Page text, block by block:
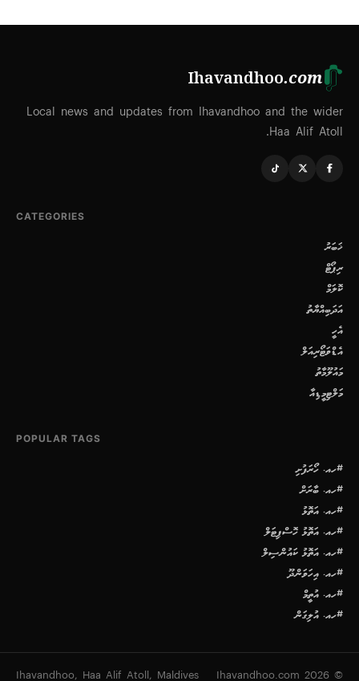
Ihavandhoo.com
Local news and updates from Ihavandhoo and the wider
Haa Alif Atoll.
CATEGORIES
ޚަބަރު
ރިޕޯޓް
ކޮލަމް
އަދަބިއްޔާތު
އެހީ
އެޑްވަޓޯރިއަލް
މައުލޫމާތު
މަލްޓިމީޑިއާ
POPULAR TAGS
#ހއ. ހޯރަފުށި
#ހއ. ބާރަށް
#ހއ. އަތޮޅު
#ހއ. އަތޮޅު ހޮސްޕިޓަލް
#ހއ. އަތޮޅު ކައުންސިލް
#ހއ. އިހަވަންދޫ
#ހއ. އުތީމް
#ހއ. އުލިގަން
© 2026 Ihavandhoo.com
Ihavandhoo, Haa Alif Atoll, Maldives